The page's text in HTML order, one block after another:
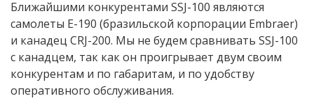
Ближайшими конкурентами SSJ-100 являются
самолеты E-190 (бразильской корпорации Embraer)
и канадец CRJ-200. Мы не будем сравнивать SSJ-100
с канадцем, так как он проигрывает двум своим
конкурентам и по габаритам, и по удобству
оперативного обслуживания.